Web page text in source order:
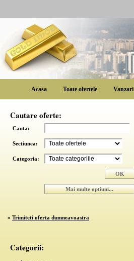
Acasa Toate ofertele Vanzari
Cautare oferte:
Cauta:
Sectiunea:
Categoria:
» Trimiteti oferta dumneavoastra
Categorii: